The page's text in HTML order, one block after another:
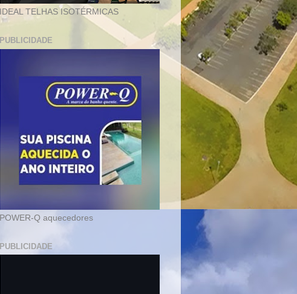
IDEAL TELHAS ISOTÉRMICAS
PUBLICIDADE
POWER-Q aquecedores
PUBLICIDADE